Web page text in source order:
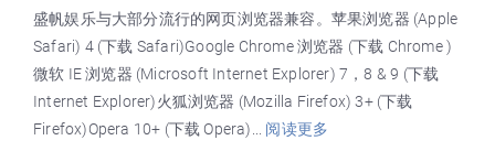
盛帆娱乐与大部分流行的网页浏览器兼容。苹果浏览器 (Apple
Safari) 4 (下载 Safari)Google Chrome 浏览器 (下载 Chrome )
微软 IE 浏览器 (Microsoft Internet Explorer) 7，8 & 9 (下载
Internet Explorer)火狐浏览器 (Mozilla Firefox) 3+ (下载
Firefox)Opera 10+ (下载 Opera)... 阅读更多